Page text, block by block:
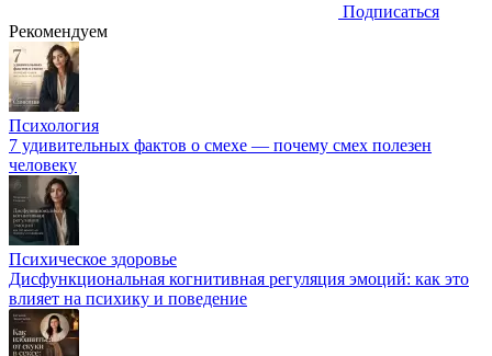
Подписаться
Рекомендуем
Психология
7 удивительных фактов о смехе — почему смех полезен
человеку
Психическое здоровье
Дисфункциональная когнитивная регуляция эмоций: как это
влияет на психику и поведение